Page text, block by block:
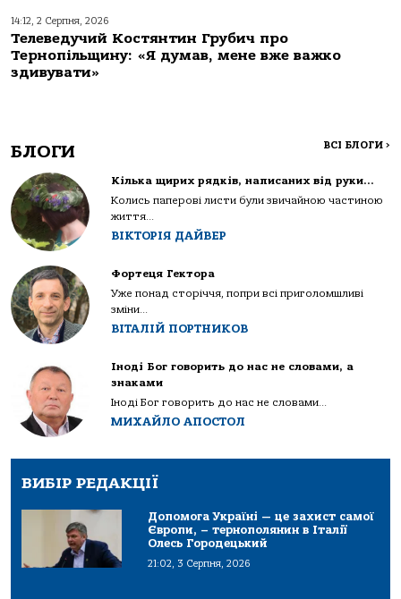
14:12, 2 Серпня, 2026
Телеведучий Костянтин Грубич про
Тернопільщину: «Я думав, мене вже важко
здивувати»
БЛОГИ ВСІ БЛОГИ >
Кілька щирих рядків, написаних від руки…
Колись паперові листи були звичайною частиною
життя...
ВІКТОРІЯ ДАЙВЕР
Фортеця Гектора
Уже понад сторіччя, попри всі приголомшливі
зміни...
ВІТАЛІЙ ПОРТНИКОВ
Іноді Бог говорить до нас не словами, а
знаками
Іноді Бог говорить до нас не словами...
МИХАЙЛО АПОСТОЛ
ВИБІР РЕДАКЦІЇ
Допомога Україні — це захист самої
Європи, – тернополянин в Італії
Олесь Городецький
21:02, 3 Серпня, 2026